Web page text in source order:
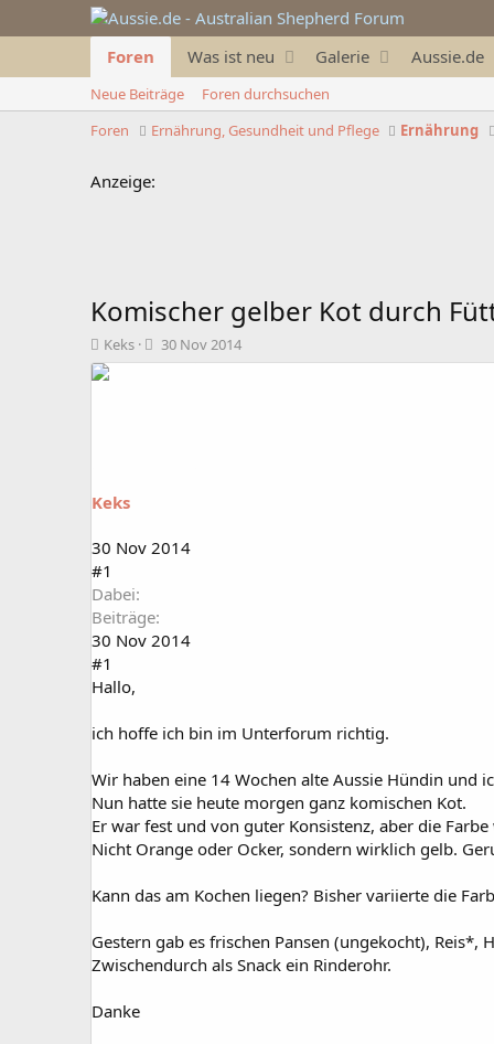
Foren Was ist neu Galerie Aussie.de
Neue Beiträge
Foren durchsuchen
Foren
Ernährung, Gesundheit und Pflege Ernährung
Anzeige:
Komischer gelber Kot durch
T
h
e
a
t
r
Keks
B
e
m
30 Nov 2014
Keks
30 Nov 2014
#1
Dabei
Beiträge
30 Nov 2014
#1
Hallo,
ich hoffe ich bin im Unterforum richtig.
Wir haben eine 14 Wochen alte Aussie Hündin und
Nun hatte sie heute morgen ganz komischen Kot.
Er war fest und von guter Konsistenz, aber die
Nicht Orange oder Ocker, sondern wirklich gelb.
Kann das am Kochen liegen? Bisher variierte die
Gestern gab es frischen Pansen (ungekocht),
Zwischendurch als Snack ein Rinderohr.
Danke